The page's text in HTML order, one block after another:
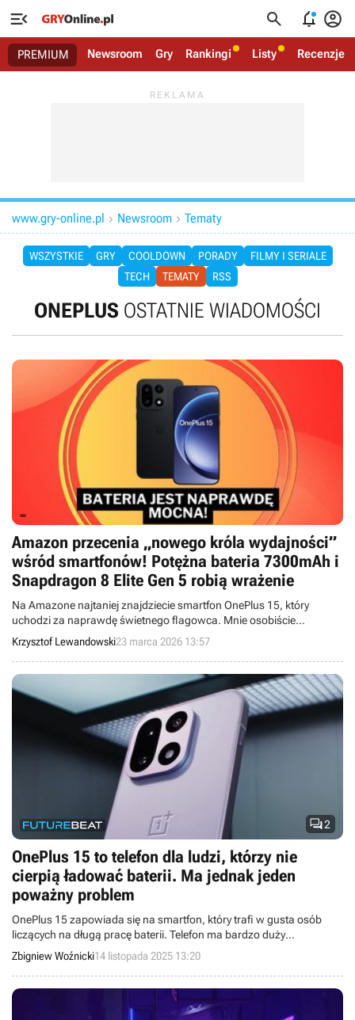
   
PREMIUM Newsroom Gry Rankingi Listy Recenzje
www.gry-online.pl  Newsroom  Tematy
WSZYSTKIE GRY COOLDOWN PORADY
FILMY I SERIALE
TECH
TEMATY RSS
ONEPLUS OSTATNIE WIADOMOŚCI
Amazon przecenia „nowego króla wydajności”
wśród smartfonów! Potężna bateria 7300mAh i
Snapdragon 8 Elite Gen 5 robią wrażenie
Na Amazone najtaniej znajdziecie smartfon OnePlus 15, który
uchodzi za naprawdę świetnego flagowca. Mnie osobiście
zdumiewa pojemność baterii - aż 7300 mAh.
Krzysztof Lewandowski23 marca 2026 13:57
2
OnePlus 15 to telefon dla ludzi, którzy nie
cierpią ładować baterii. Ma jednak jeden
poważny problem
OnePlus 15 zapowiada się na smartfon, który trafi w gusta osób
liczących na długą pracę baterii. Telefon ma bardzo duży
akumulator, ale nie zawsze potrafi wykorzystać jego potencjał.
Zbigniew Woźnicki14 listopada 2025 13:20